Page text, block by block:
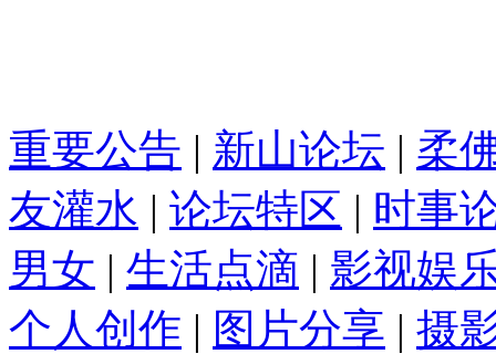
重要公告 | 新山论坛 | 柔
友灌水 | 论坛特区 | 时事
男女 | 生活点滴 | 影视娱
个人创作 | 图片分享 | 摄